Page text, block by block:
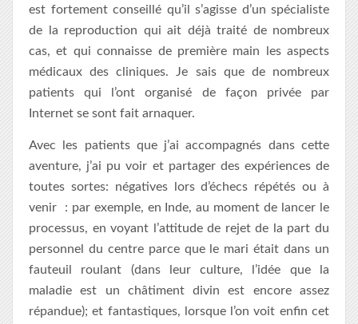
est fortement conseillé qu’il s’agisse d’un spécialiste
de la reproduction qui ait déjà traité de nombreux
cas, et qui connaisse de première main les aspects
médicaux des cliniques. Je sais que de nombreux
patients qui l’ont organisé de façon privée par
Internet se sont fait arnaquer.
Avec les patients que j’ai accompagnés dans cette
aventure, j’ai pu voir et partager des expériences de
toutes sortes: négatives lors d’échecs répétés ou à
venir : par exemple, en Inde, au moment de lancer le
processus, en voyant l’attitude de rejet de la part du
personnel du centre parce que le mari était dans un
fauteuil roulant (dans leur culture, l’idée que la
maladie est un châtiment divin est encore assez
répandue); et fantastiques, lorsque l’on voit enfin cet